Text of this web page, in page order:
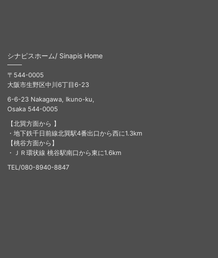
シナピスホーム/ Sinapis Home
〒544-0005
大阪市生野区中川6丁目6-23
6-6-23 Nakagawa, Ikuno-ku,
Osaka 544-0005
【北巽方面から 】
・地下鉄千日前線北巽駅4番出口から西に1.3km
【桃谷方面から】
・ＪＲ環状線 桃谷駅南口から東に1.6km
TEL/080-8940-8847